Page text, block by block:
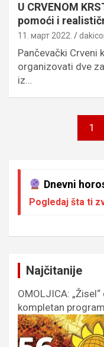
U CRVENOM
pomoći i
11. март 2022.
Pančevački Crveni
organizovati dve
iz…
Пагинација1
Dnevni
Pogledaj šta ti
Najčitanije
OMOLJICA:
kompletan program